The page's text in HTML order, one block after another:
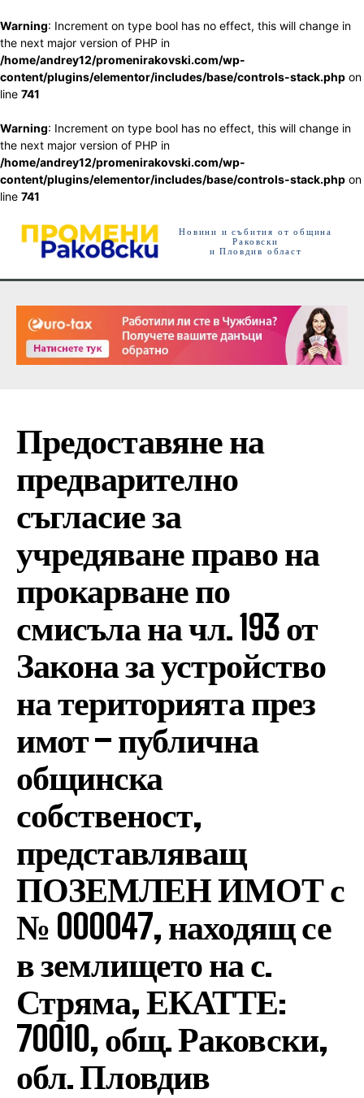
Warning: Increment on type bool has no effect, this will change in
the next major version of PHP in
/home/andrey12/promenirakovski.com/wp-
content/plugins/elementor/includes/base/controls-stack.php on
line 741
Warning: Increment on type bool has no effect, this will change in
the next major version of PHP in
/home/andrey12/promenirakovski.com/wp-
content/plugins/elementor/includes/base/controls-stack.php on
line 741
Новини и събития от община
Раковски
и Пловдив област
Предоставяне на
предварително
съгласие за
учредяване право на
прокарване по
смисъла на чл. 193 от
Закона за устройство
на територията през
имот – публична
общинска
собственост,
представляващ
ПОЗЕМЛЕН ИМОТ с
№ 000047, находящ се
в землището на с.
Стряма, ЕКАТТЕ:
70010, общ. Раковски,
обл. Пловдив